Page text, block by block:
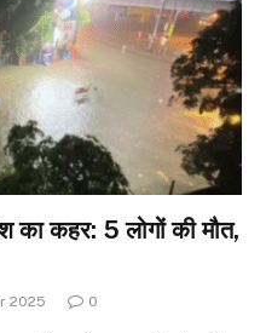
का कहर: 5 लोगों की मौत,
2025 0